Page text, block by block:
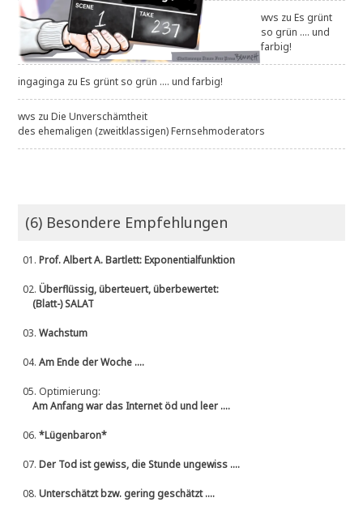
wvs zuEs grünt
so grün .... und
farbig!
ingaginga zuEs grünt so grün .... und farbig!
wvs zuDie Unverschämtheit
des ehemaligen (zweitklassigen) Fernsehmoderators
(6) Besondere Empfehlungen
01.Prof. Albert A. Bartlett: Exponentialfunktion
02.Überflüssig, überteuert, überbewertet:
(Blatt-) SALAT
03.Wachstum
04.Am Ende der Woche ....
05. Optimierung:
Am Anfang war das Internet öd und leer ....
06.*Lügenbaron*
07.Der Tod ist gewiss, die Stunde ungewiss ....
08.Unterschätzt bzw. gering geschätzt ....